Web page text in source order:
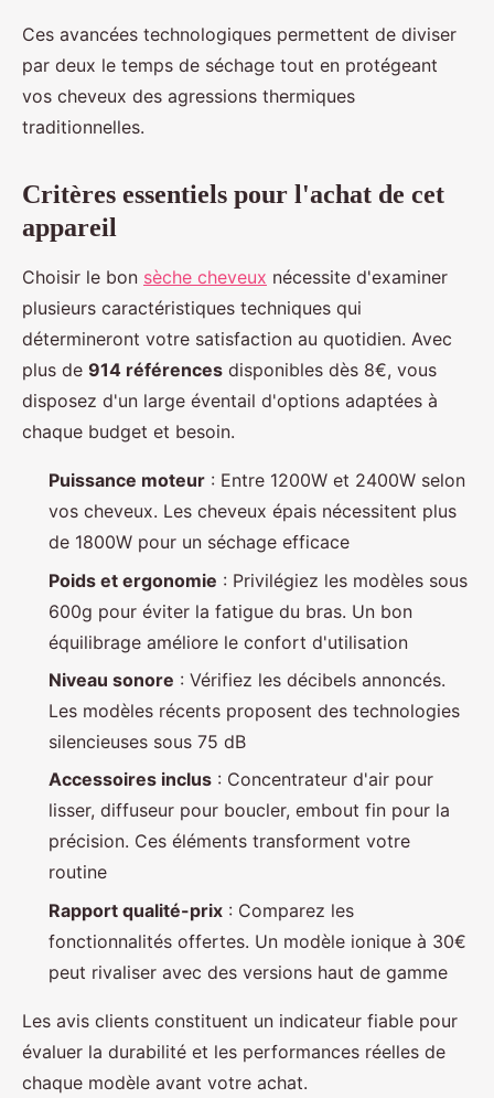
Ces avancées technologiques permettent de diviser
par deux le temps de séchage tout en protégeant
vos cheveux des agressions thermiques
traditionnelles.
Critères essentiels pour l'achat de cet
appareil
Choisir le bon sèche cheveux nécessite d'examiner
plusieurs caractéristiques techniques qui
détermineront votre satisfaction au quotidien. Avec
plus de 914 références disponibles dès 8€, vous
disposez d'un large éventail d'options adaptées à
chaque budget et besoin.
Puissance moteur : Entre 1200W et 2400W selon
vos cheveux. Les cheveux épais nécessitent plus
de 1800W pour un séchage efficace
Poids et ergonomie : Privilégiez les modèles sous
600g pour éviter la fatigue du bras. Un bon
équilibrage améliore le confort d'utilisation
Niveau sonore : Vérifiez les décibels annoncés.
Les modèles récents proposent des technologies
silencieuses sous 75 dB
Accessoires inclus : Concentrateur d'air pour
lisser, diffuseur pour boucler, embout fin pour la
précision. Ces éléments transforment votre
routine
Rapport qualité-prix : Comparez les
fonctionnalités offertes. Un modèle ionique à 30€
peut rivaliser avec des versions haut de gamme
Les avis clients constituent un indicateur fiable pour
évaluer la durabilité et les performances réelles de
chaque modèle avant votre achat.